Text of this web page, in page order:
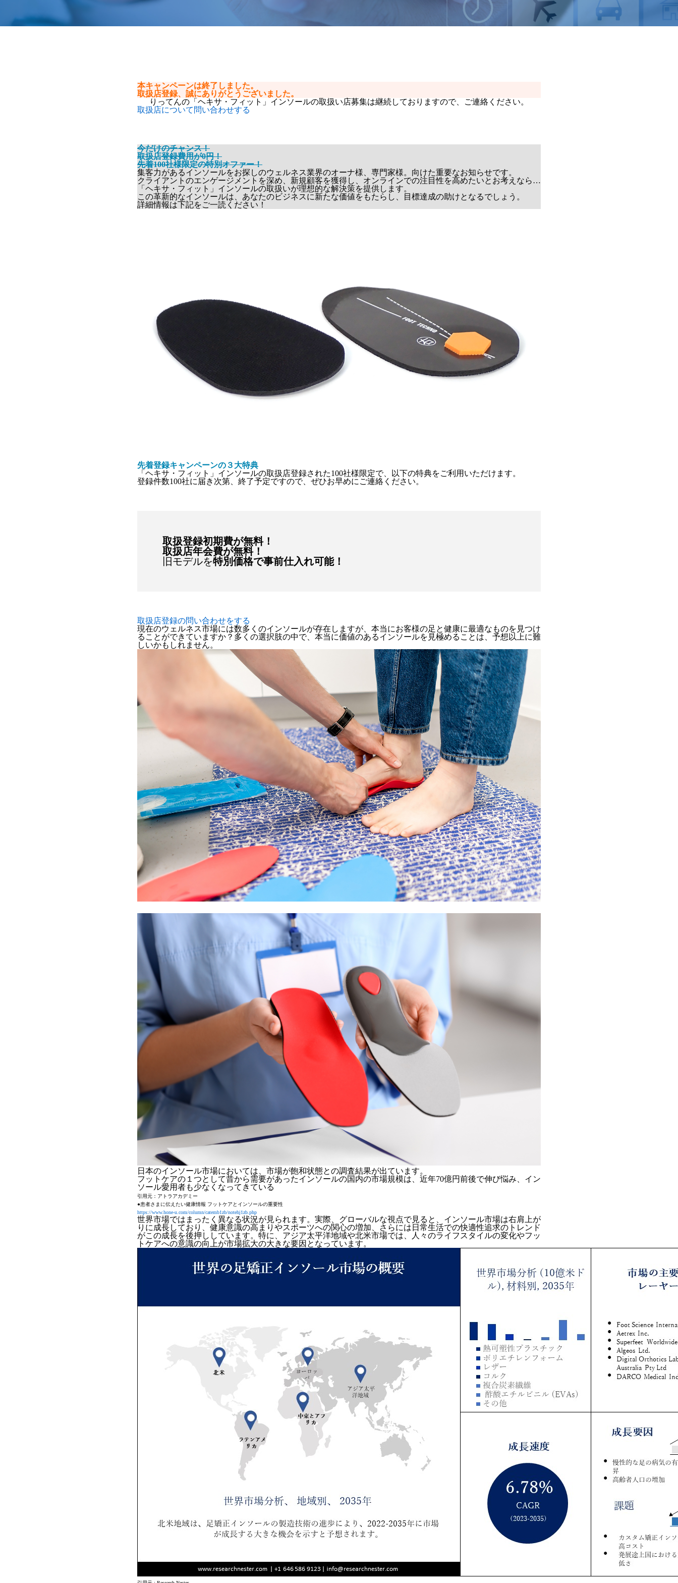
本キャンペーンは終了しました。
取扱店登録、誠にありがとうございました。
りってんの「ヘキサ・フィット」インソールの取扱い店募集は継続しておりますので、ご連絡ください。
取扱店について問い合わせする
今だけのチャンス！
取扱店登録費用が0円！
先着100社様限定の特別オファー！
集客力があるインソールをお探しのウェルネス業界のオーナ様、専門家様。向けた重要なお知らせです。
クライアントのエンゲージメント を深め、 新規顧客を獲得し、 オンラインでの注目性を高めたいとお考えなら…
「ヘキサ・フィット」インソールの取扱いが理想的な解決策を提供します。
この革新的なインソールは、あなたのビジネスに新たな価値をもたらし、目標達成の助けとなるでしょう。
詳細情報は下記をご一読ください！
先着登録キャンペーンの３大特典
「ヘキサ・フィット」インソールの取扱店登録された100社様限定で、以下の特典をご利用いただけます。
登録件数100社に届き次第、終了予定ですので、ぜひお早めにご連絡ください。
取扱登録初期費が無料！
取扱店年会費が無料！
旧モデルを特別価格で事前仕入れ可能！
取扱店登録の問い合わせをする
現在のウェルネス市場には数多くのインソールが存在しますが、本当にお客様の足と健康に最適なものを見つけ
ることができていますか？多くの選択肢の中で、本当に価値のあるインソールを見極めることは、予想以上に難
しいかもしれません。
日本のインソール市場においては、市場が飽和状態との調査結果が出ています。
フットケアの１つとして昔から需要があったインソールの国内の市場規模は、近年70億円前後で伸び悩み、イン
ソール愛用者も少なくなってきている
引用元：アトラアカデミー
●患者さまに伝えたい健康情報 フットケアとインソールの重要性
https://www.hone-u.com/column/catemb1zb/notehj1zb.php
世界市場ではまったく異なる状況が見られます。実際、グローバルな視点で見ると、 インソール市場は右肩上が
りに成長しており、健康意識の高まりやスポーツへの関心の増加、さらには日常生活での快適性追求のトレンド
がこの成長を後押ししています。特に、アジア太平洋地域や北米市場では、人々のライフスタイルの変化やフッ
トケアへの意識の向上が市場拡大の大きな要因となっています。